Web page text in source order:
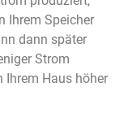
Ihrem Speicher
dann später
Strom
Ihrem Haus höher